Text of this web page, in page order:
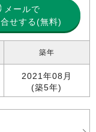
メールで
せする(無料)
築年
2021年08月
(築5年)